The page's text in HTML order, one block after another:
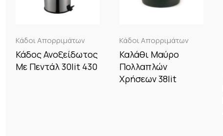
Κάδοι Απορριμάτων
Κάδος Ανοξείδωτος
Με Πεντάλ 30lit 430
Κάδοι Απορριμάτων
Καλάθι Μαύρο
Πολλαπλών
Χρήσεων 38lit